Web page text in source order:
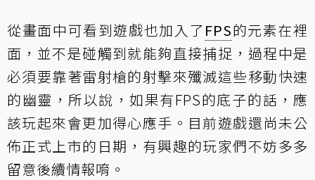
從畫面中可看到遊戲也加入了FPS的元素在裡
面，並不是碰觸到就能夠直接捕捉，過程中是
必須要靠著雷射槍的射擊來殲滅這些移動快速
的幽靈，所以說，如果有FPS的底子的話，應
該玩起來會更加得心應手。目前遊戲還尚未公
佈正式上市的日期，有興趣的玩家們不妨多多
留意後續情報唷。